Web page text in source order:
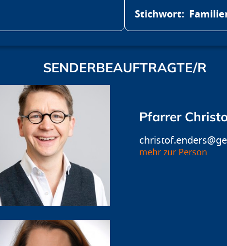
Stichwort:
SENDERBEAUFTRAGTE/R
Pfarrer
mehr zur Person